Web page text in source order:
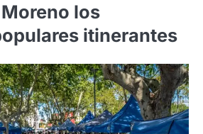
los
itinerantes